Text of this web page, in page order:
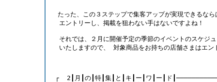
たった、この３ステップで集客アップが実現できるなら
  エントリーし、掲載を狙わない手はないですよね！
それでは、２月に開催予定の季節のイベントのスケジ
いたしますので、 対象商品をお持ちの店舗さまはエ
┌  2┃月┃の┃特┃集┃と┃キ┃ー┃ワ┃ー┃ド